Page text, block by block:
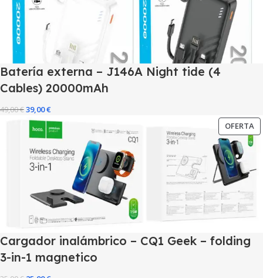
Batería externa – J146A Night tide (4
Cables) 20000mAh
49,00€39,00€
OFERTA
Cargador inalámbrico – CQ1 Geek – folding
3-in-1 magnetico